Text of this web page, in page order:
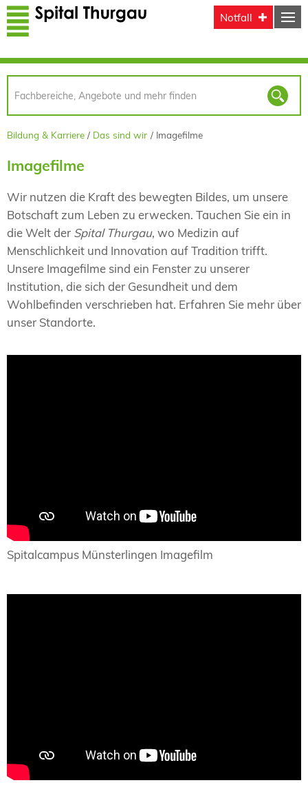
Direkt zum Inhalt
Notfall
Bildung & Karriere Das sind wir Imagefilme
Imagefilme
Wir nutzen die Kraft des bewegten Bildes, um unsere
Botschaft zum Leben zu erwecken. Tauchen Sie ein in
die Welt der Spital Thurgau, wo Medizin auf
Menschlichkeit und Innovation auf Tradition trifft.
Unsere Imagefilme sind ein Fenster zu unserer
Institution, die sich der Gesundheit und dem
Wohlbefinden verschrieben hat. Erfahren Sie mehr über
unser Standorte.
Spitalcampus Münsterlingen Imagefilm